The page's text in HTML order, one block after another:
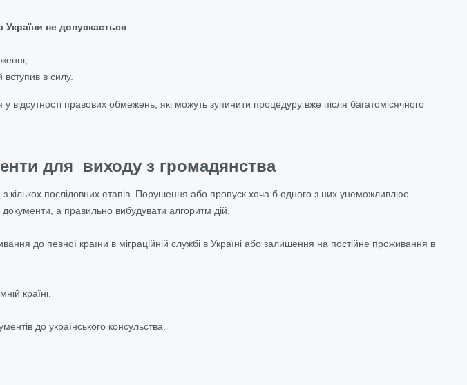
України не допускається:
в силу.
правових обмежень, які можуть зупинити процедуру вже після багатомісячного
для виходу з громадянства
кількох послідовних етапів. Порушення або пропуск хоча б одного з них унеможливлює
а правильно вибудувати алгоритм дій.
до певної країни в міграційній службі в Україні або залишення на постійне проживання в
країні.
до українського консульства.